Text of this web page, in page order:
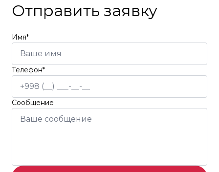
Отправить заявку
Имя*
Телефон*
Сообщение